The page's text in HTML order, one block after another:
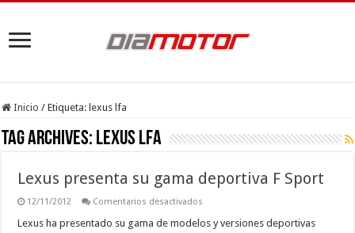
Inicio / Etiqueta: lexus lfa
Tag Archives: lexus lfa
Lexus presenta su gama deportiva F Sport
12/11/2012 Comentarios desactivados
presenta
Lexus ha presentado su gama de modelos y versiones deportivas